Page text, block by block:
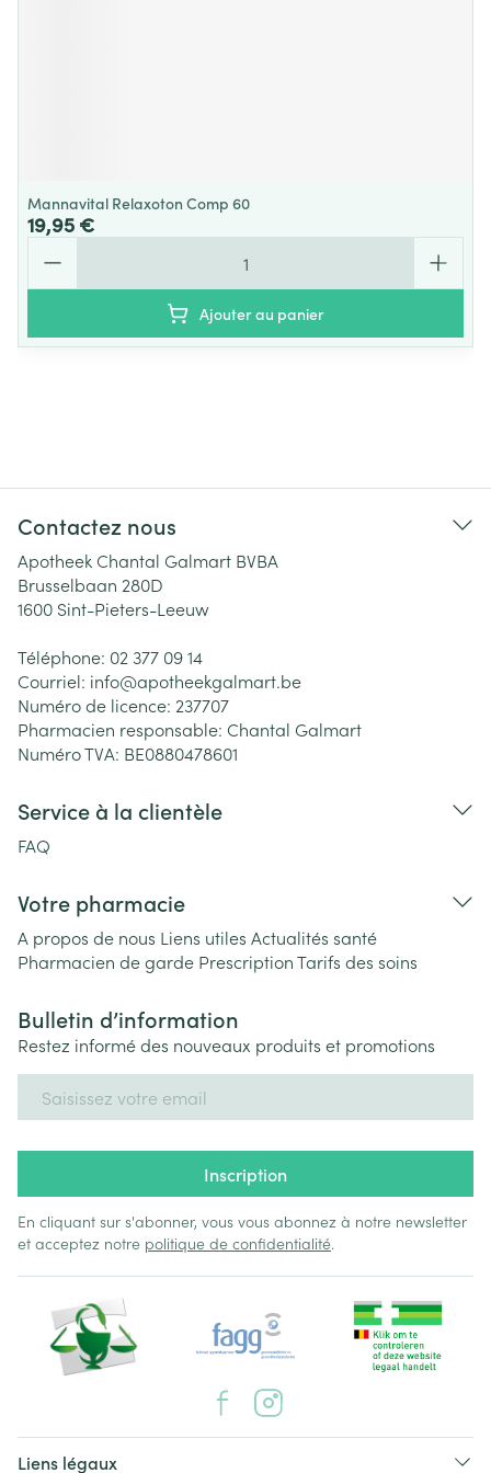
Mannavital Relaxoton Comp 60
19,95 €
Ajouter au panier
Contactez nous
Apotheek Chantal Galmart BVBA
Brusselbaan 280D
1600 Sint-Pieters-Leeuw
Téléphone: 02 377 09 14
Courriel: info@apotheekgalmart.be
Numéro de licence: 237707
Pharmacien responsable: Chantal Galmart
Numéro TVA: BE0880478601
Service à la clientèle
FAQ
Votre pharmacie
A propos de nous Liens utiles Actualités santé
Pharmacien de garde PrescriptionTarifs des soins
Bulletin d’information
Restez informé des nouveaux produits et promotions
Inscription
En cliquant sur s'abonner, vous vous abonnez à notre newsletter
et acceptez notre politique de confidentialité.
Liens légaux